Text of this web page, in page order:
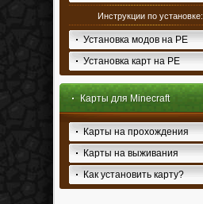
Инструкции по установке:
Установка модов на PE
Установка карт на PE
Карты для Minecraft
Карты на прохождения
Карты на выживания
Как установить карту?